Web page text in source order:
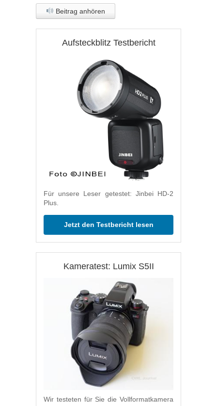
Beitrag anhören
Aufsteckblitz Testbericht
Für unsere Leser getestet: Jinbei HD-2
Plus.
Jetzt den Testbericht lesen
Kameratest: Lumix S5II
Wir testeten für Sie die Vollformatkamera